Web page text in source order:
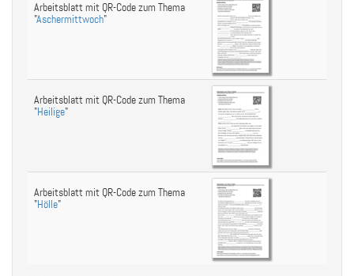
Arbeitsblatt mit QR-Code zum Thema
"Aschermittwoch"
Arbeitsblatt mit QR-Code zum Thema
"Heilige"
Arbeitsblatt mit QR-Code zum Thema
"Hölle"